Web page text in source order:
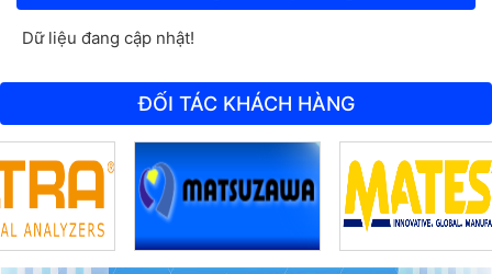
Dữ liệu đang cập nhật!
ĐỐI TÁC KHÁCH HÀNG